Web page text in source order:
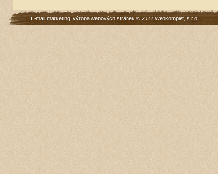
E-mail marketing výroba webových stránek © 2022 Webkomplet, s.r.o.